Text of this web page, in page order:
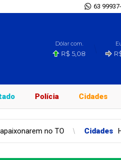
63
Dólar com.
R$ 5,08
Polícia Cidades
Cidades Homem e criança